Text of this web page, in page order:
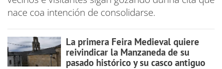
nace coa intención de consolidarse.
La primera Feira Medieval quiere
reivindicar la Manzaneda de su
pasado histórico y su casco antiguo